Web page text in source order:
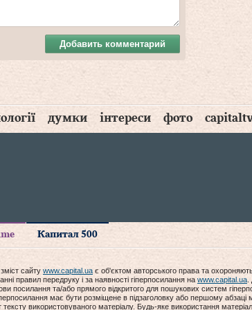
Добавить комментарий
думки інтереси фото
Капитал 500
сайту www.capital.ua є об'єктом авторського права та
правил передруку і за наявності гіперпосилання на www.capital.ua
посилання та/або прямого відкритого для пошукових систем
має бути розміщене в підзаголовку або першому
використовуваного матеріалу. Будь-яке використання